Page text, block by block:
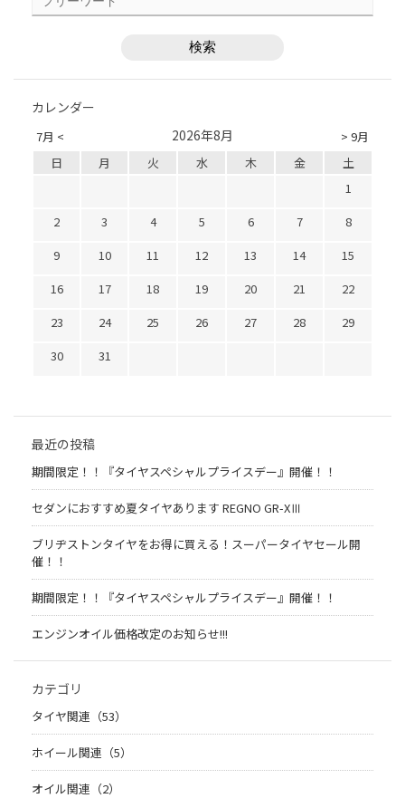
カレンダー
7月 < > 9月
2026年8月
日 月 火 水 木 金
土
1
2
3 4 5 6 7
8
9
10 11 12 13 14
15
16
17 18 19 20 21
22
23
24 25 26 27 28
29
30
31
最近の投稿
期間限定！！『タイヤスペシャルプライスデー』開催！！
セダンにおすすめ夏タイヤあります REGNO GR-XⅢ
ブリヂストンタイヤをお得に買える！スーパータイヤセール開
催！！
期間限定！！『タイヤスペシャルプライスデー』開催！！
エンジンオイル価格改定のお知らせ!!!
カテゴリ
タイヤ関連（53）
ホイール関連（5）
オイル関連（2）